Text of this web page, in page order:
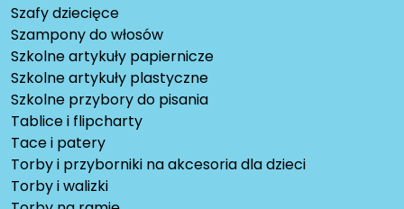
Szafy dziecięce
Szampony do włosów
Szkolne artykuły papiernicze
Szkolne artykuły plastyczne
Szkolne przybory do pisania
Tablice i flipcharty
Tace i patery
Torby i przyborniki na akcesoria dla dzieci
Torby i walizki